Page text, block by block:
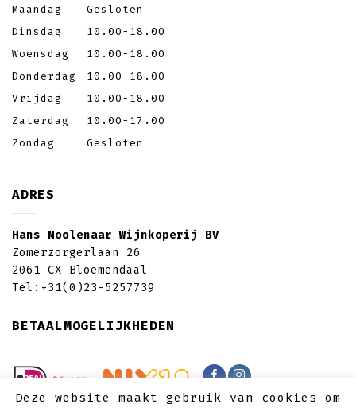
Maandag
Gesloten
Dinsdag
10.00-18.00
Woensdag
10.00-18.00
Donderdag
10.00-18.00
Vrijdag
10.00-18.00
Zaterdag
10.00-17.00
Zondag
Gesloten
ADRES
Hans Moolenaar Wijnkoperij BV
Zomerzorgerlaan 26
2061 CX Bloemendaal
Tel: +31(0)23-5257739
BETAALMOGELIJKHEDEN
Deze website maakt gebruik van cookies om